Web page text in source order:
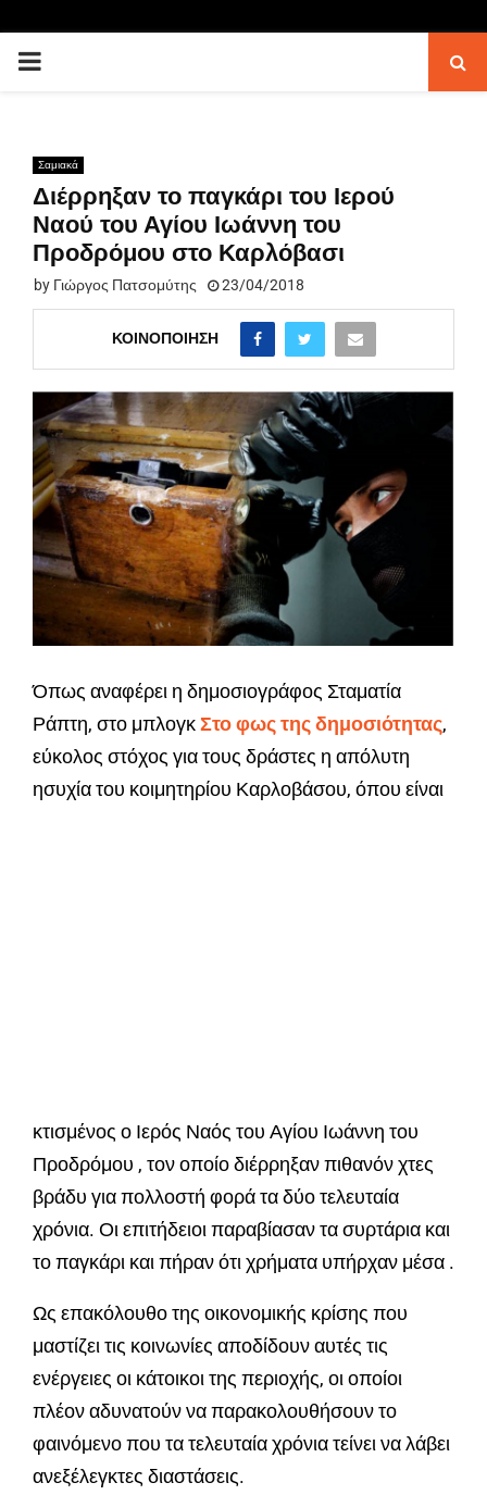
PRIMARY
Σαμιακά
Διέρρηξαν το παγκάρι του Ιερού
Ναού του Αγίου Ιωάννη του
Προδρόμου στο Καρλόβασι
by Γιώργος Πατσομύτης 23/04/2018
ΚΟΙΝΟΠΟΊΗΣΗ
Όπως αναφέρει η δημοσιογράφος Σταματία
Ράπτη, στο μπλογκΣτο φως της δημοσιότητας,
εύκολος στόχος για τους δράστες η απόλυτη
ησυχία του κοιμητηρίου Καρλοβάσου, όπου είναι
κτισμένος ο Ιερός Ναός του Αγίου Ιωάννη του
Προδρόμου , τον οποίο διέρρηξαν πιθανόν χτες
βράδυ για πολλοστή φορά τα δύο τελευταία
χρόνια. Οι επιτήδειοι παραβίασαν τα συρτάρια και
το παγκάρι και πήραν ότι χρήματα υπήρχαν μέσα .
Ως επακόλουθο της οικονομικής κρίσης που
μαστίζει τις κοινωνίες αποδίδουν αυτές τις
ενέργειες οι κάτοικοι της περιοχής, οι οποίοι
πλέον αδυνατούν να παρακολουθήσουν το
φαινόμενο που τα τελευταία χρόνια τείνει να λάβει
ανεξέλεγκτες διαστάσεις.